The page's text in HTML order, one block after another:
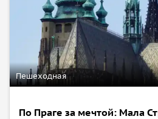
Пешеходная
По Праге за мечтой: Мала